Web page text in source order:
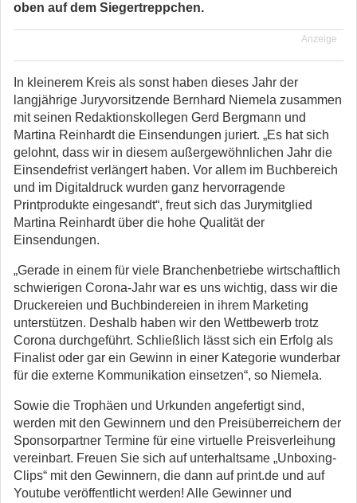
oben auf dem Siegertreppchen.
Anzeige
In kleinerem Kreis als sonst haben dieses Jahr der
langjährige Juryvorsitzende Bernhard Niemela zusammen
mit seinen Redaktionskollegen Gerd Bergmann und
Martina Reinhardt die Einsendungen juriert. „Es hat sich
gelohnt, dass wir in diesem außergewöhnlichen Jahr die
Einsendefrist verlängert haben. Vor allem im Buchbereich
und im Digitaldruck wurden ganz hervorragende
Printprodukte eingesandt“, freut sich das Jurymitglied
Martina Reinhardt über die hohe Qualität der
Einsendungen.
„Gerade in einem für viele Branchenbetriebe wirtschaftlich
schwierigen Corona-Jahr war es uns wichtig, dass wir die
Druckereien und Buchbindereien in ihrem Marketing
unterstützen. Deshalb haben wir den Wettbewerb trotz
Corona durchgeführt. Schließlich lässt sich ein Erfolg als
Finalist oder gar ein Gewinn in einer Kategorie wunderbar
für die externe Kommunikation einsetzen“, so Niemela.
Sowie die Trophäen und Urkunden angefertigt sind,
werden mit den Gewinnern und den Preisüberreichern der
Sponsorpartner Termine für eine virtuelle Preisverleihung
vereinbart. Freuen Sie sich auf unterhaltsame „Unboxing-
Clips“ mit den Gewinnern, die dann auf print.de und auf
Youtube veröffentlicht werden! Alle Gewinner und